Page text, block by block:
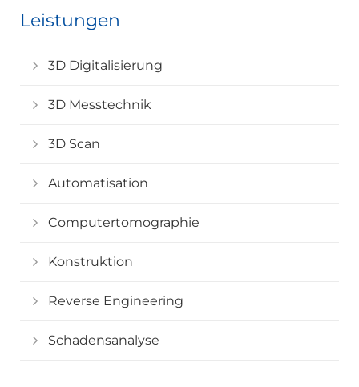
Leistungen
3D Digitalisierung
3D Messtechnik
3D Scan
Automatisation
Computertomographie
Konstruktion
Reverse Engineering
Schadensanalyse